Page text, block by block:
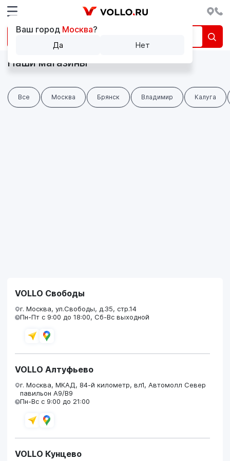
Наши магазины
Все Москва Брянск Владимир Калуга
VOLLO Свободы
г. Москва, ул.Свободы, д.35, стр.14
Пн-Пт с 9:00 до 18:00, Сб-Вс выходной
VOLLO Алтуфьево
г. Москва, МКАД, 84-й километр, вл1, Автомолл Север
павильон А9/В9
Пн-Вс с 9:00 до 21:00
VOLLO Кунцево
Ваш город Москва?
Да Нет